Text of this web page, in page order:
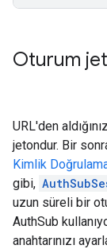
Oturum
URL'den
jetondur. Bir
Kimlik
gibi,
uzun süreli bir
AuthSub
anahtarınızı